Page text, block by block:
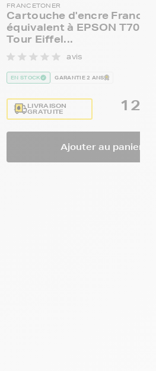
FRANCETONER
Cartouche d'encre
équivalent à EPSON
Tour Eiffel...
avis
EN STOCK GARANTIE 2 ANS
LIVRAISON
GRATUITE
Ajouter au panier